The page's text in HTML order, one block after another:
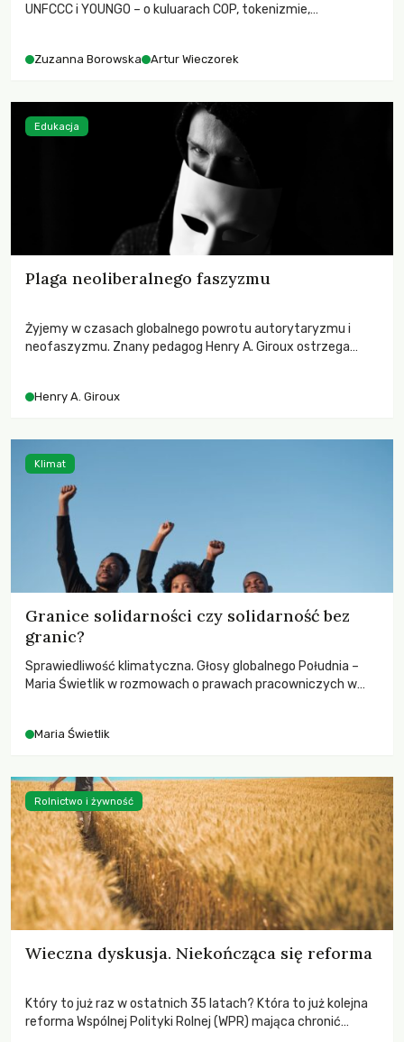
UNFCCC i YOUNGO – o kuluarach COP, tokenizmie,
Zuzanna Borowska Artur Wieczorek
Plaga neoliberalnego faszyzmu
Żyjemy w czasach globalnego powrotu autorytaryzmu i
neofaszyzmu. Znany pedagog Henry A. Giroux ostrzega
wychowają świadomych obywateli?
Henry A. Giroux
Edukacja
Granice solidarności czy solidarność bez
granic?
Sprawiedliwość klimatyczna. Głosy globalnego Południa –
Maria Świetlik w rozmowach o prawach pracowniczych w
Maria Świetlik
Klimat
Wieczna dyskusja. Niekończąca się reforma
Który to już raz w ostatnich 35 latach? Która to już kolejna
reforma Wspólnej Polityki Rolnej (WPR) mająca chronić
Rolnictwo i żywność